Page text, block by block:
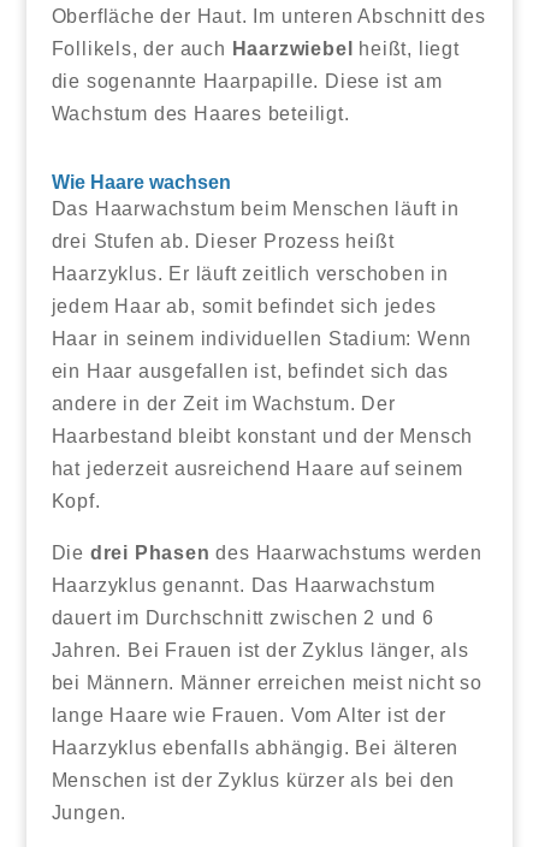
Oberfläche der Haut. Im unteren Abschnitt des
Follikels, der auch Haarzwiebel
heißt, liegt
die sogenannte Haarpapille. Diese ist am
Wachstum des Haares beteiligt.
Wie Haare wachsen
Das Haarwachstum beim Menschen läuft in
drei Stufen ab. Dieser Prozess heißt
Haarzyklus. Er läuft zeitlich verschoben in
jedem Haar ab, somit befindet sich jedes
Haar in seinem individuellen Stadium: Wenn
ein Haar ausgefallen ist, befindet sich das
andere in der Zeit im Wachstum. Der
Haarbestand bleibt konstant und der Mensch
hat jederzeit ausreichend Haare auf seinem
Kopf.
Die drei Phasen des Haarwachstums werden
Haarzyklus genannt. Das Haarwachstum
dauert im Durchschnitt zwischen 2 und 6
Jahren. Bei Frauen ist der Zyklus länger, als
bei Männern. Männer erreichen meist nicht so
lange Haare wie Frauen. Vom Alter ist der
Haarzyklus ebenfalls abhängig. Bei älteren
Menschen ist der Zyklus kürzer als bei den
Jungen.